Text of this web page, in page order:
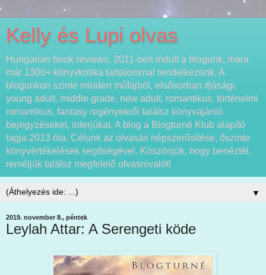
Kelly és Lupi olvas
Hungarian book reviews. 2011-ben indult a blogunk, mára
már 1300+ könyvkritika tartalommal rendelkezünk. A
blogunkon szinte minden műfajból, elsősorban ifjúsági,
young adult, middle grade, new adult, romantikus, történelmi
romantikus, fantasy regényekről találsz könyvajánló
bejegyzéseket, interjúkat. A blog a Blogturné Klub alapító
tagja 2013 óta. Célunk az olvasás népszerűsítése, őszinte
könyvértékelések segítségével. Köszönjük, hogy benéztél,
reméljük találsz megfelelő olvasnivalót!
▼
2019. november 8., péntek
Leylah Attar: A Serengeti köde